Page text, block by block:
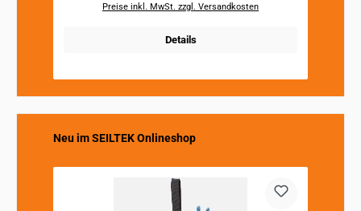
Preise inkl. MwSt. zzgl. Versandkosten
Details
Produktgalerie überspringen
Neu im SEILTEK Onlineshop